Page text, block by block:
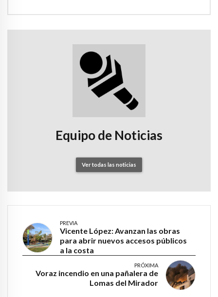
Equipo de Noticias
Ver todas las noticias
PREVIA
Vicente López: Avanzan las obras
para abrir nuevos accesos públicos
a la costa
PRÓXIMA
Voraz incendio en una pañalera de
Lomas del Mirador